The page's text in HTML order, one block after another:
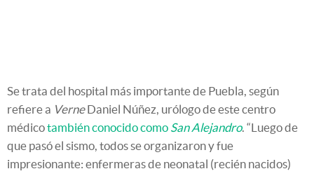
Se trata del hospital más importante de Puebla, según
refiere a VerneDaniel Núñez, urólogo de este centro
médicotambién conocido como San Alejandro. “Luego de
que pasó el sismo, todos se organizaron y fue
impresionante: enfermeras de neonatal (recién nacidos)